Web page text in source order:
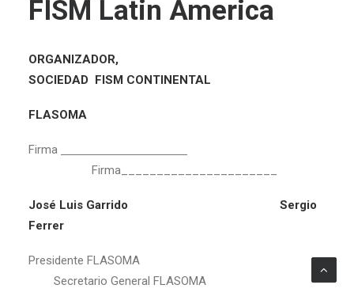
FISM Latin America
ORGANIZADOR,
SOCIEDAD FISM CONTINENTAL
FLASOMA
Firma
Firma______________________
José Luis Garrido Sergio
Ferrer
Presidente FLASOMA
Secretario General FLASOMA